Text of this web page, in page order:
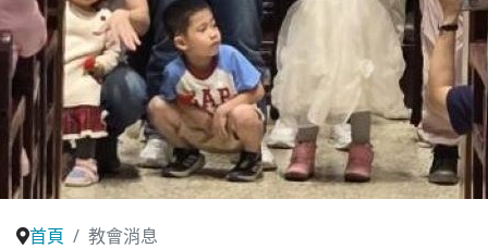
首頁 教會消息